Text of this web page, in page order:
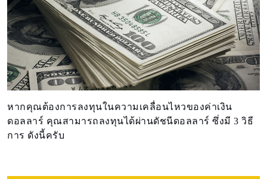
หากคุณต้องการลงทุนในความเคลื่อนไหวของค่าเงิน
ดอลลาร์ คุณสามารถลงทุนได้ผ่านดัชนีดอลลาร์ ซึ่งมี 3 วิธี
การ ดังนี้ครับ